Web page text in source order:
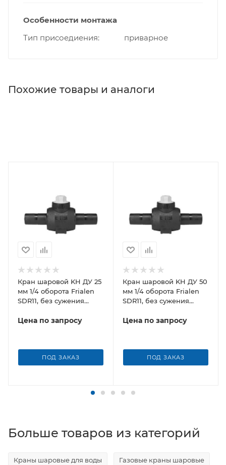
Особенности монтажа
Тип присоедиения
приварное
Похожие товары и аналоги
Кран шаровой KH ДУ 25
мм 1/4 оборота Frialen
SDR11, без сужения
Цена по запросу
ПОД ЗАКАЗ
Кран шаровой KH ДУ 50
мм 1/4 оборота Frialen
SDR11, без сужения
Цена по запросу
ПОД ЗАКАЗ
Больше товаров из категорий
Краны шаровые для воды Газовые краны шаровые